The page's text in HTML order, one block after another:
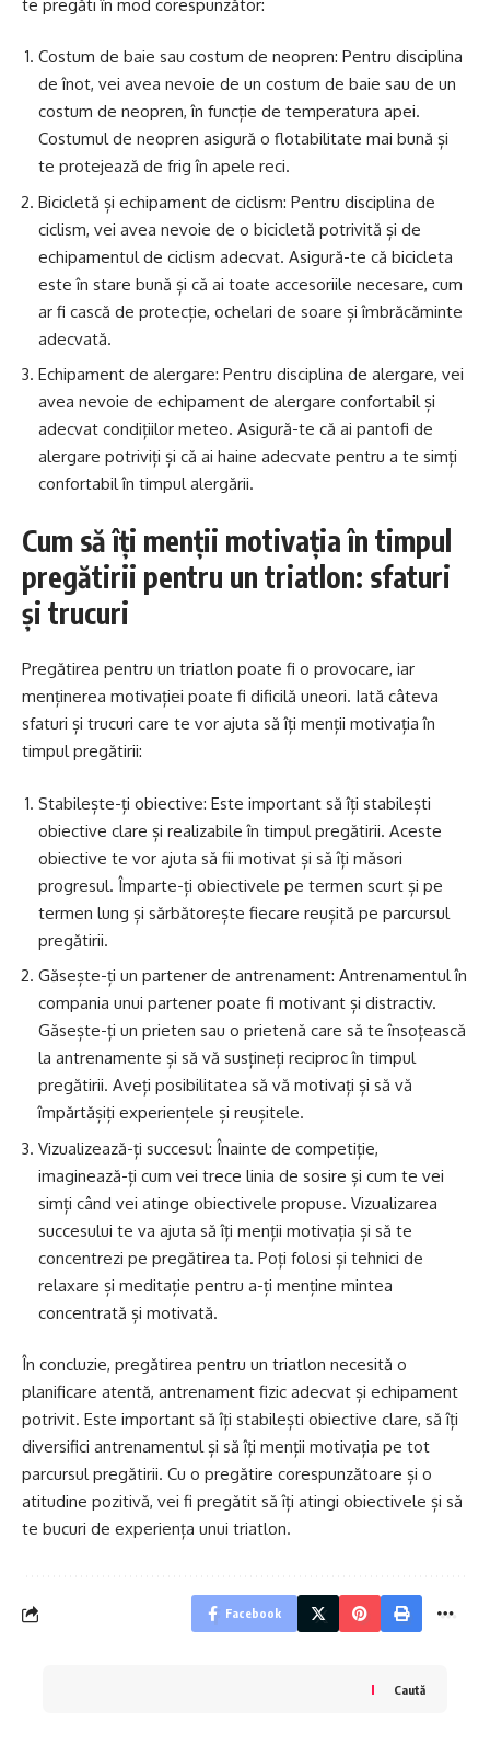
te pregăti în mod corespunzător:
Costum de baie sau costum de neopren: Pentru disciplina
de înot, vei avea nevoie de un costum de baie sau de un
costum de neopren, în funcție de temperatura apei.
Costumul de neopren asigură o flotabilitate mai bună și
te protejează de frig în apele reci.
Bicicletă și echipament de ciclism: Pentru disciplina de
ciclism, vei avea nevoie de o bicicletă potrivită și de
echipamentul de ciclism adecvat. Asigură-te că bicicleta
este în stare bună și că ai toate accesoriile necesare, cum
ar fi cască de protecție, ochelari de soare și îmbrăcăminte
adecvată.
Echipament de alergare: Pentru disciplina de alergare, vei
avea nevoie de echipament de alergare confortabil și
adecvat condițiilor meteo. Asigură-te că ai pantofi de
alergare potriviți și că ai haine adecvate pentru a te simți
confortabil în timpul alergării.
Cum să îți menții motivația în timpul
pregătirii pentru un triatlon: sfaturi
și trucuri
Pregătirea pentru un triatlon poate fi o provocare, iar
menținerea motivației poate fi dificilă uneori. Iată câteva
sfaturi și trucuri care te vor ajuta să îți menții motivația în
timpul pregătirii:
Stabilește-ți obiective: Este important să îți stabilești
obiective clare și realizabile în timpul pregătirii. Aceste
obiective te vor ajuta să fii motivat și să îți măsori
progresul. Împarte-ți obiectivele pe termen scurt și pe
termen lung și sărbătorește fiecare reușită pe parcursul
pregătirii.
Găsește-ți un partener de antrenament: Antrenamentul în
compania unui partener poate fi motivant și distractiv.
Găsește-ți un prieten sau o prietenă care să te însoțească
la antrenamente și să vă susțineți reciproc în timpul
pregătirii. Aveți posibilitatea să vă motivați și să vă
împărtășiți experiențele și reușitele.
Vizualizează-ți succesul: Înainte de competiție,
imaginează-ți cum vei trece linia de sosire și cum te vei
simți când vei atinge obiectivele propuse. Vizualizarea
succesului te va ajuta să îți menții motivația și să te
concentrezi pe pregătirea ta. Poți folosi și tehnici de
relaxare și meditație pentru a-ți menține mintea
concentrată și motivată.
În concluzie, pregătirea pentru un triatlon necesită o
planificare atentă, antrenament fizic adecvat și echipament
potrivit. Este important să îți stabilești obiective clare, să îți
diversifici antrenamentul și să îți menții motivația pe tot
parcursul pregătirii. Cu o pregătire corespunzătoare și o
atitudine pozitivă, vei fi pregătit să îți atingi obiectivele și să
te bucuri de experiența unui triatlon.
Facebook
Caută